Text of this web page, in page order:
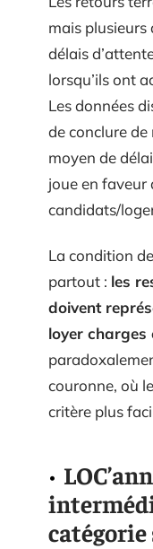
mais
délais
lorsqu’ils ont
Les données
de conclure de
moyen de
joue en faveur
candidats/
La condition
partout : les
doivent
loyer charges
couronne, où
critère plus